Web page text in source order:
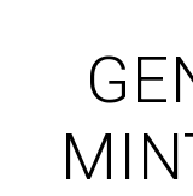
überspringen